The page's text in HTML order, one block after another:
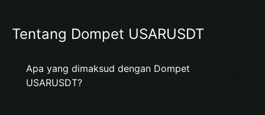
Tentang Dompet USARUSDT
Apa yang dimaksud dengan Dompet
USARUSDT?